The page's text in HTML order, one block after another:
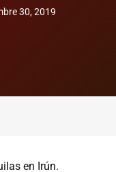
30, 2019
en Irún.